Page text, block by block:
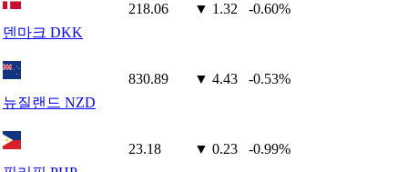
덴마크 DKK
218.06 ▼ 1.32 -0.60%
뉴질랜드 NZD
830.89 ▼ 4.43 -0.53%
23.18 ▼ 0.23 -0.99%